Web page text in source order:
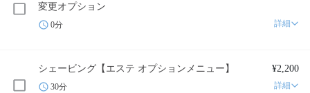
変更オプション
0分 詳細
シェービング【エステ オプションメニュー】 ¥2,200
30分 詳細